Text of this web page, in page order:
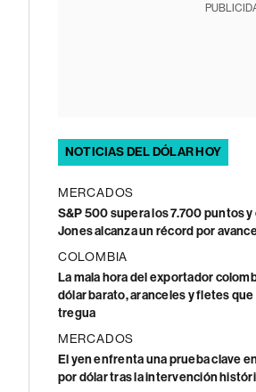
NOTICIAS DEL DÓLAR HOY
MERCADOS
S&P 500 supera los 7.700 puntos y
Jones alcanza un récord por
COLOMBIA
La mala hora del exportador
dólar barato, aranceles y fletes que
tregua
MERCADOS
El yen enfrenta una prueba clave
por dólar tras la intervención